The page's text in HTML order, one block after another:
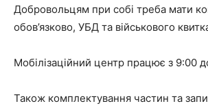
Добровольцям при собі треба мати
обов’язково, УБД та військового
Мобілізаційний центр працює з 9:00
Також комплектування частин та